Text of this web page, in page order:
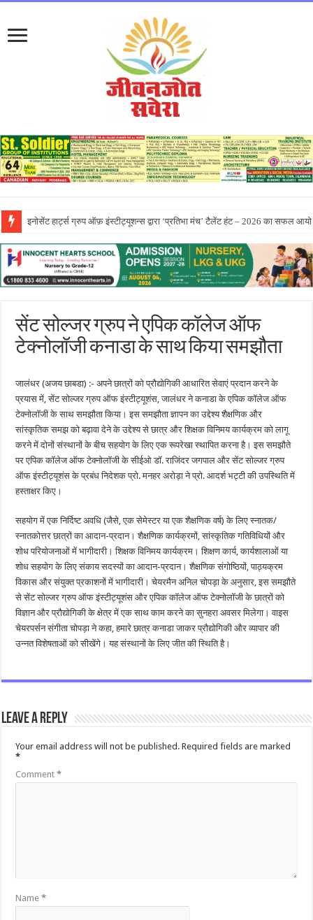
सीटी ग्रुप ने पांच दिवसीय आरंभ 2026 कार्येक्रम का भव्य समापन किया
सेंट सोल्जर ग्रुप ने एपिक कॉलेज ऑफ
टेक्नोलॉजी कनाडा के साथ किया समझौता
जालंधर (अजय छाबडा) :- अपने छात्रों को प्रौद्योगिकी आधारित सेवाएं प्रदान करने के
प्रयास में, सेंट सोल्जर ग्रुप ऑफ इंस्टीट्यूशंस, जालंधर ने कनाडा के एपिक कॉलेज ऑफ
टेक्नोलॉजी के साथ समझौता किया। इस समझौता ज्ञापन का उद्देश्य शैक्षणिक और
सांस्कृतिक समझ को बढ़ावा देने के उद्देश्य से छात्र और शिक्षक विनिमय कार्यक्रम को लागू
करने में दोनों संस्थानों के बीच सहयोग के लिए एक रूपरेखा स्थापित करना है। इस समझौते
पर एपिक कॉलेज ऑफ टेक्नोलॉजी के सीईओ डॉ. राजिंदर जगपाल और सेंट सोल्जर ग्रुप
ऑफ इंस्टीट्यूशंस के प्रबंध निदेशक प्रो. मनहर अरोड़ा ने प्रो. आदर्श भट्टी की उपस्थिति में
हस्ताक्षर किए।
सहयोग में एक निर्दिष्ट अवधि (जैसे, एक सेमेस्टर या एक शैक्षणिक वर्ष) के लिए स्नातक/
स्नातकोत्तर छात्रों का आदान-प्रदान। शैक्षणिक कार्यक्रमों, सांस्कृतिक गतिविधियों और
शोध परियोजनाओं में भागीदारी। शिक्षक विनिमय कार्यक्रम। शिक्षण कार्य, कार्यशालाओं या
शोध सहयोग के लिए संकाय सदस्यों का आदान-प्रदान। शैक्षणिक संगोष्ठियों, पाठ्यक्रम
विकास और संयुक्त प्रकाशनों में भागीदारी। चेयरमैन अनिल चोपड़ा के अनुसार, इस समझौते
से सेंट सोल्जर ग्रुप ऑफ इंस्टीट्यूशंस और एपिक कॉलेज ऑफ टेक्नोलॉजी के छात्रों को
विज्ञान और प्रौद्योगिकी के क्षेत्र में एक साथ काम करने का सुनहरा अवसर मिलेगा। वाइस
चेयरपर्सन संगीता चोपड़ा ने कहा, हमारे छात्र कनाडा जाकर प्रौद्योगिकी और व्यापार की
उन्नत विशेषताओं को सीखेंगे। यह संस्थानों के लिए जीत की स्थिति है।
Leave a Reply
Your email address will not be published. Required fields are marked
*
Comment*
Name*